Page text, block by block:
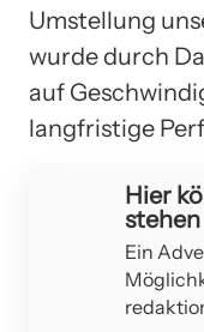
Umstellung
wurde durch
auf
langfristige
Hier
stehen
Ein